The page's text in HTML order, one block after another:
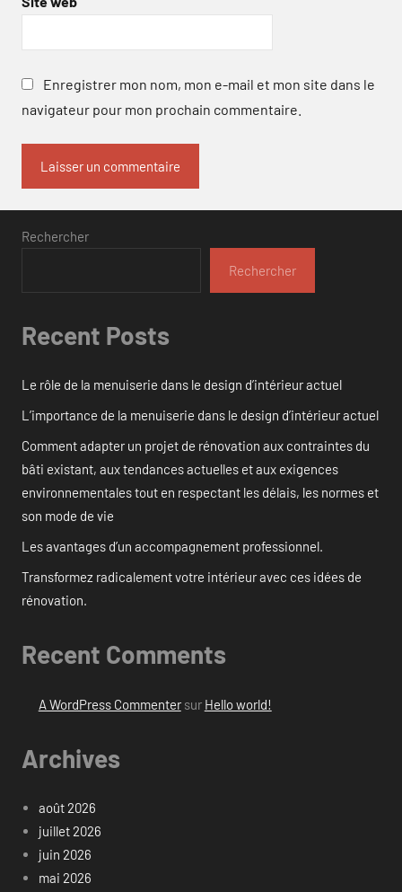
Enregistrer mon nom, mon e-mail et mon site dans le
navigateur pour mon prochain commentaire.
Rechercher
Rechercher
Recent Posts
Le rôle de la menuiserie dans le design d’intérieur actuel
L’importance de la menuiserie dans le design d’intérieur actuel
Comment adapter un projet de rénovation aux contraintes du
bâti existant, aux tendances actuelles et aux exigences
environnementales tout en respectant les délais, les normes et
son mode de vie
Les avantages d’un accompagnement professionnel.
Transformez radicalement votre intérieur avec ces idées de
rénovation.
Recent Comments
A WordPress Commentersur Hello world!
Archives
août 2026
juillet 2026
juin 2026
mai 2026